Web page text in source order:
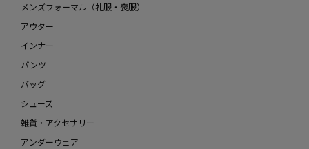
メンズフォーマル（礼服・喪服）
アウター
インナー
パンツ
バッグ
シューズ
雑貨・アクセサリー
アンダーウェア